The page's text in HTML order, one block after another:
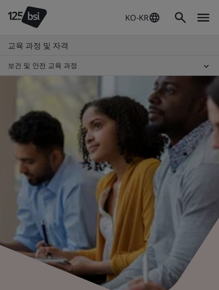
KO-KR
교육 과정 및 자격
보건 및 안전 교육 과정